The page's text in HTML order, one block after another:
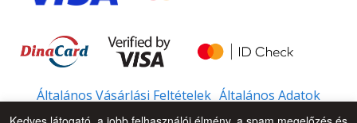
Általános Vásárlási Feltételek Általános Adatok